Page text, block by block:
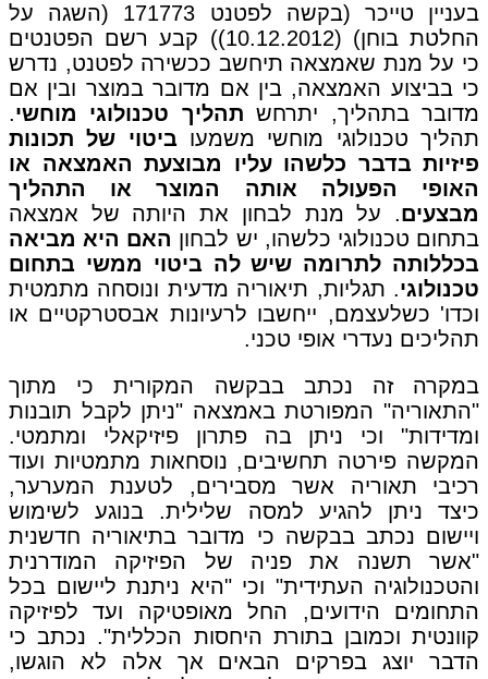
בעניין טייכר (בקשה לפטנט 171773 (השגה על
החלטת בוחן) (10.12.2012)) קבע רשם הפטנטים
כי על מנת שאמצאה תיחשב ככשירה לפטנט, נדרש
כי בביצוע האמצאה, בין אם מדובר במוצר ובין אם
מדובר בתהליך, יתרחש תהליך טכנולוגי מוחשי.
תהליך טכנולוגי מוחשי משמעוביטוי של תכונות
פיזיות בדבר כלשהו עליו מבוצעת האמצאה או
האופי הפעולה אותה המוצר או התהליך
מבצעים. על מנת לבחון את היותה של אמצאה
בתחום טכנולוגי כלשהו, יש לבחון האם היא מביאה
בכללותה לתרומה שיש לה ביטוי ממשי בתחום
טכנולוגי. תגליות, תיאוריה מדעית ונוסחה מתמטית
וכדו' כשלעצמם, ייחשבו לרעיונות אבסטרקטיים או
תהליכים נעדרי אופי טכני.
במקרה זה נכתב בבקשה המקורית כי מתוך
"התאוריה" המפורטת באמצאה "ניתן לקבל תובנות
ומדידות" וכי ניתן בה פתרון פיזיקאלי ומתמטי.
המקשה פירטה תחשיבים, נוסחאות מתמטיות ועוד
רכיבי תאוריה אשר מסבירים, לטענת המערער,
כיצד ניתן להגיע למסה שלילית. בנוגע לשימוש
ויישום נכתב בבקשה כי מדובר בתיאוריה חדשנית
"אשר תשנה את פניה של הפיזיקה המודרנית
והטכנולוגיה העתידית" וכי "היא ניתנת ליישום בכל
התחומים הידועים, החל מאופטיקה ועד לפיזיקה
קוונטית וכמובן בתורת היחסות הכללית". נכתב כי
הדבר יוצג בפרקים הבאים אך אלה לא הוגשו,